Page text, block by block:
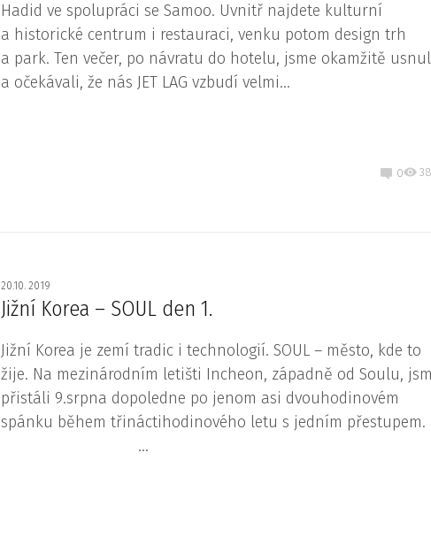
Hadid ve spolupráci se Samoo. Uvnitř najdete kulturní
a historické centrum i restauraci, venku potom design trh
a park. Ten večer, po návratu do hotelu, jsme okamžitě
a očekávali, že nás JET LAG vzbudí velmi...
0
20.10. 2019
Jižní Korea – SOUL den 1.
Jižní Korea je zemí tradic i technologií. SOUL – město, kde to
žije. Na mezinárodním letišti Incheon, západně od Soulu,
přistáli 9.srpna dopoledne po jenom asi dvouhodinovém
spánku během třináctihodinového letu s jedním
...